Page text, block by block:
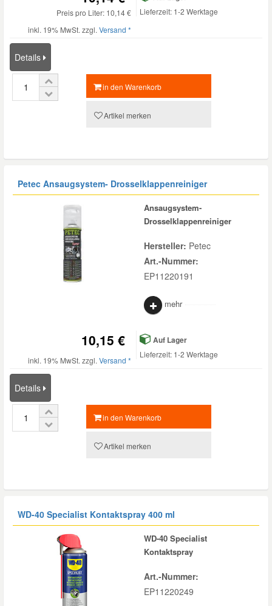
Preis pro Liter: 10,14 €
inkl. 19% MwSt. zzgl. Versand *
Lieferzeit: 1-2 Werktage
Details
in den Warenkorb
Artikel merken
Petec Ansaugsystem- Drosselklappenreiniger
Ansaugsystem-
Drosselklappenreiniger
Hersteller: Petec
Art.-Nummer:
EP11220191
mehr
10,15 €
inkl. 19% MwSt. zzgl. Versand *
Auf Lager
Lieferzeit: 1-2 Werktage
Details
in den Warenkorb
Artikel merken
WD-40 Specialist Kontaktspray 400 ml
WD-40 Specialist
Kontaktspray
Art.-Nummer:
EP11220249